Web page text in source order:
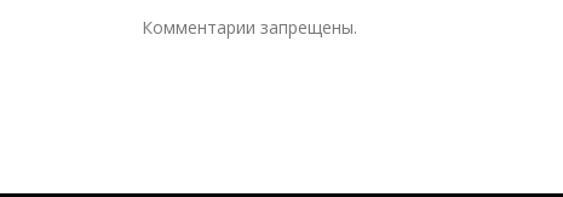
Комментарии запрещены.